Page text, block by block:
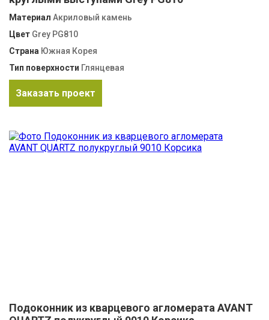
Материал Акриловый камень
Цвет Grey PG810
Страна Южная Корея
Тип поверхности Глянцевая
Заказать проект
Подоконник из кварцевого агломерата AVANT